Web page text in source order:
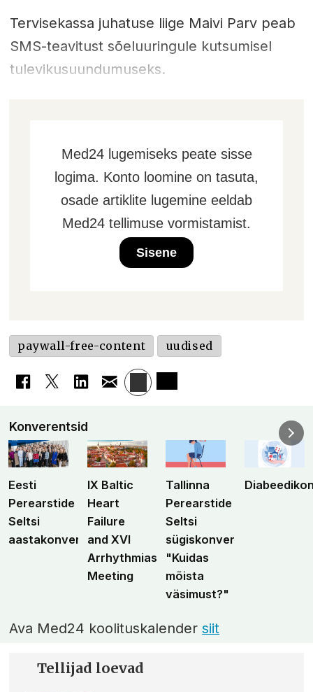
Tervisekassa juhatuse liige Maivi Parv peab
SMS-teavitust sõeluuringule kutsumisel
tulevikusuundumuseks.
Med24 lugemiseks peate sisse
logima. Konto loomine on tasuta,
osade artiklite lugemine eeldab
Med24 tellimuse vormistamist.
Sisene
paywall-free-content uudised
Konverentsid
Eesti
Perearstide
Seltsi
aastakonverents
IX Baltic
Heart
Failure
and XVI
Arrhythmias
Meeting
Tallinna
Perearstide
Seltsi
sügiskonverents
"Kuidas
mõista
väsimust?"
Ava Med24 koolituskalendersiit
Tellijad loevad